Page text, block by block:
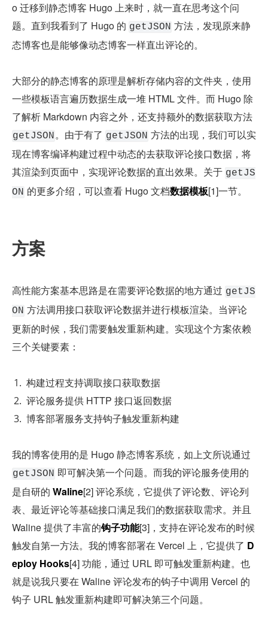
o 迁移到静态博客 Hugo 上来时，就一直在思考这个问
题。直到我看到了 Hugo 的 getJSON 方法，发现原来静
态博客也是能够像动态博客一样直出评论的。
大部分的静态博客的原理是解析存储内容的文件夹，使用
一些模板语言遍历数据生成一堆 HTML 文件。而 Hugo 除
getJSON。由于有了 getJSON 方法的出现，我们可以实
现在博客编译构建过程中动态的去获取评论接口数据，将
其渲染到页面中，实现评论数据的直出效果。关于 getJS
ON 的更多介绍，可以查看 Hugo 文档数据模板[1]一节。
方案
高性能方案基本思路是在需要评论数据的地方通过 getJS
ON 方法调用接口获取评论数据并进行模板渲染。当评论
更新的时候，我们需要触发重新构建。实现这个方案依赖
三个关键要素：
构建过程支持调取接口获取数据
评论服务提供 HTTP 接口返回数据
博客部署服务支持钩子触发重新构建
getJSON 即可解决第一个问题。而我的评论服务使用的
是自研的 Waline[2] 评论系统，它提供了评论数、评论列
表、最近评论等基础接口满足我们的数据获取需求。并且
Waline 提供了丰富的钩子功能[3]，支持在评论发布的时候
触发自第一方法。我的博客部署在 Vercel 上，它提供了 D
eploy Hooks[4] 功能，通过 URL 即可触发重新构建。也
就是说我只要在 Waline 评论发布的钩子中调用 Vercel 的
钩子 URL 触发重新构建即可解决第三个问题。